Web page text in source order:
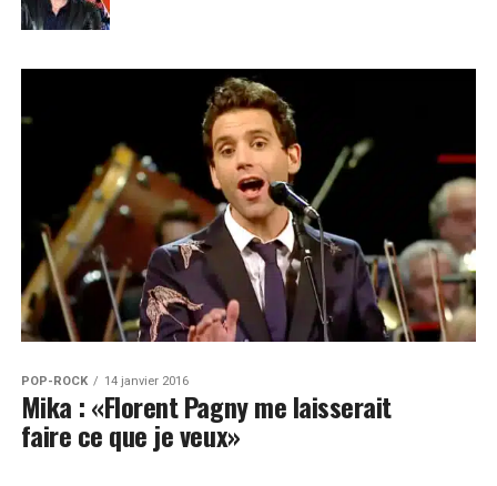
POP-ROCK 14 janvier 2016
Mika : «Florent Pagny me laisserait
faire ce que je veux»